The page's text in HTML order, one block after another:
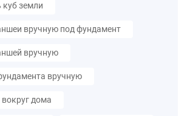
земли
вручную под фундамент
вручную
вручную
дома